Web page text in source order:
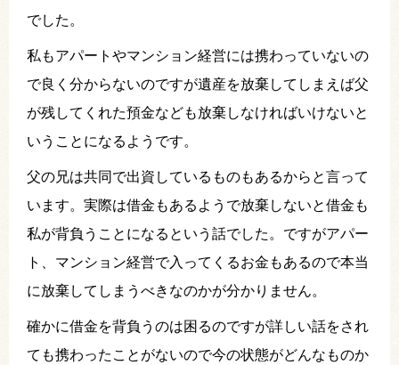
でした。
私もアパートやマンション経営には携わっていないの
で良く分からないのですが遺産を放棄してしまえば父
が残してくれた預金なども放棄しなければいけないと
いうことになるようです。
父の兄は共同で出資しているものもあるからと言って
います。実際は借金もあるようで放棄しないと借金も
私が背負うことになるという話でした。ですがアパー
ト、マンション経営で入ってくるお金もあるので本当
に放棄してしまうべきなのかが分かりません。
確かに借金を背負うのは困るのですが詳しい話をされ
ても携わったことがないので今の状態がどんなものか